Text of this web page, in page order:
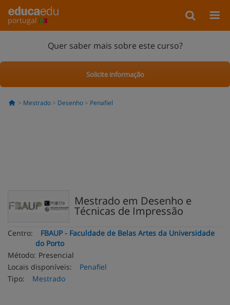
portugal
Quer saber mais sobre este curso?
Solicite informação
Mestrado Desenho Penafiel
Mestrado em Desenho e
Técnicas de Impressão
Centro:
FBAUP - Faculdade de Belas Artes da Universidade
do Porto
Método: Presencial
Locais disponíveis:
Penafiel
Tipo:
Mestrado